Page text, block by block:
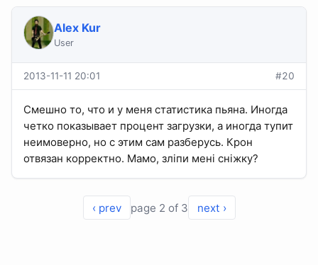
Alex Kur
User
2013-11-11 20:01 #20
Смешно то, что и у меня статистика пьяна. Иногда
четко показывает процент загрузки, а иногда тупит
неимоверно, но с этим сам разберусь. Крон
отвязан корректно. Мамо, зліпи мені сніжку?
‹ prev page 2 of 3 next ›